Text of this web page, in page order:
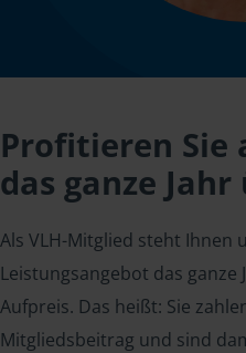
Profitieren Sie
das ganze Jahr
Als VLH-Mitglied steht Ihnen
Leistungsangebot das ganze
Aufpreis. Das heißt: Sie
Mitgliedsbeitrag und sind